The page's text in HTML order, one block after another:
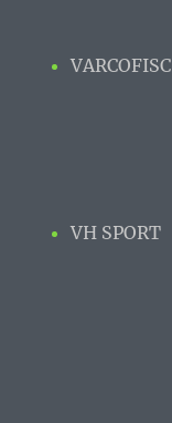
VARCOFISC
VH SPORT